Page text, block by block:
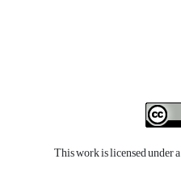
This work is licensed under a